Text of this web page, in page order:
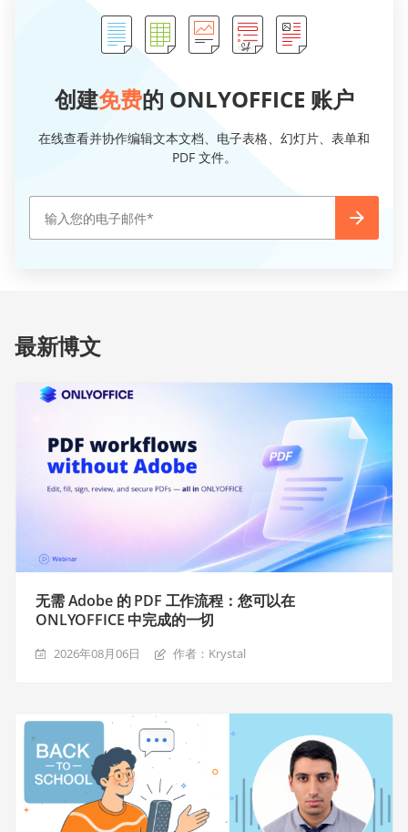
创建免费的 ONLYOFFICE 账户
在线查看并协作编辑文本文档、电子表格、幻灯片、表单和
PDF 文件。
最新博文
无需 Adobe 的 PDF 工作流程：您可以在
ONLYOFFICE 中完成的一切
2026年08月06日 作者：Krystal